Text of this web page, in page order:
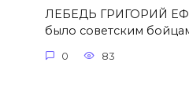
ЛЕБЕДЬ ГРИГОРИЙ
было советским
0 83